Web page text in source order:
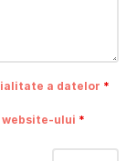
a datelor *
ului *